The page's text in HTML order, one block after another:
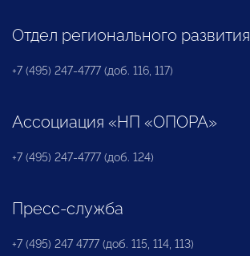
Отдел регионального развития
+7 (495) 247-4777 (доб. 116, 117)
Ассоциация «НП «ОПОРА»
+7 (495) 247-4777 (доб. 124)
Пресс-служба
+7 (495) 247 4777 (доб. 115, 114, 113)